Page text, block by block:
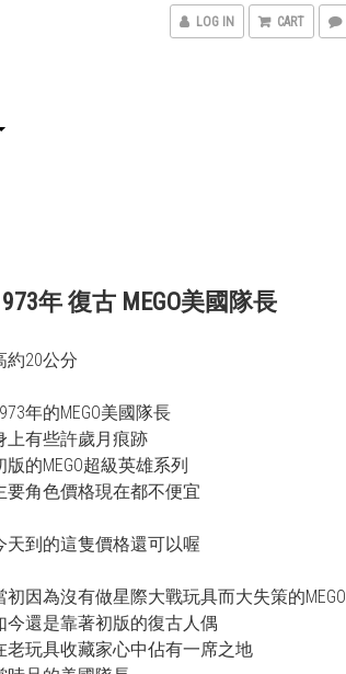
LOG IN CART
年 復古 MEGO美國隊長
約20公分
年的MEGO美國隊長
上有些許歲月痕跡
版的MEGO超級英雄系列
要角色價格現在都不便宜
天到的這隻價格還可以喔
初因為沒有做星際大戰玩具而大失策的MEGO
今還是靠著初版的復古人偶
老玩具收藏家心中佔有一席之地